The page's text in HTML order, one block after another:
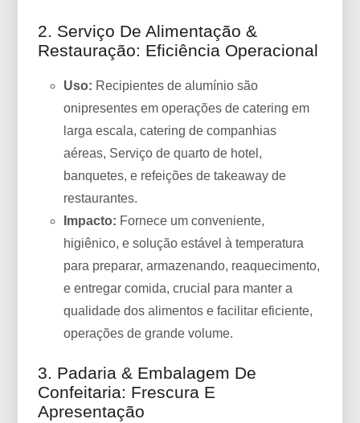
2. Serviço De Alimentação &
Restauração: Eficiência Operacional
Uso: Recipientes de alumínio são
onipresentes em operações de catering em
larga escala, catering de companhias
aéreas, Serviço de quarto de hotel,
banquetes, e refeições de takeaway de
restaurantes.
Impacto: Fornece um conveniente,
higiênico, e solução estável à temperatura
para preparar, armazenando, reaquecimento,
e entregar comida, crucial para manter a
qualidade dos alimentos e facilitar eficiente,
operações de grande volume.
3. Padaria & Embalagem De
Confeitaria: Frescura E
Apresentação